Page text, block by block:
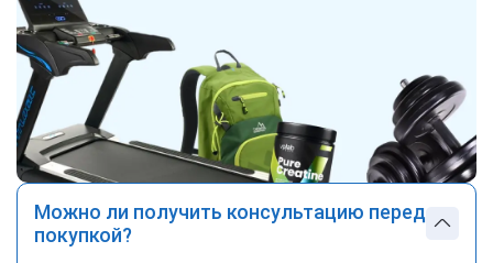
Довжина: 50 см
упаковки: 15х10х10 см
липучка Петля для великого пальця
Поліестер + еластан. Комплектація
2 шт. (пара)
ДоглядПісля тренування бинти розправляють і
сушать природним способом. Машинне прання та
сушіння не рекомендуються.Обирайте
стабільність під навантаженням Кистьові бинти
EasyFit - це контрольована фіксація, комфортна
Можно ли получить консультацию перед
покупкой?